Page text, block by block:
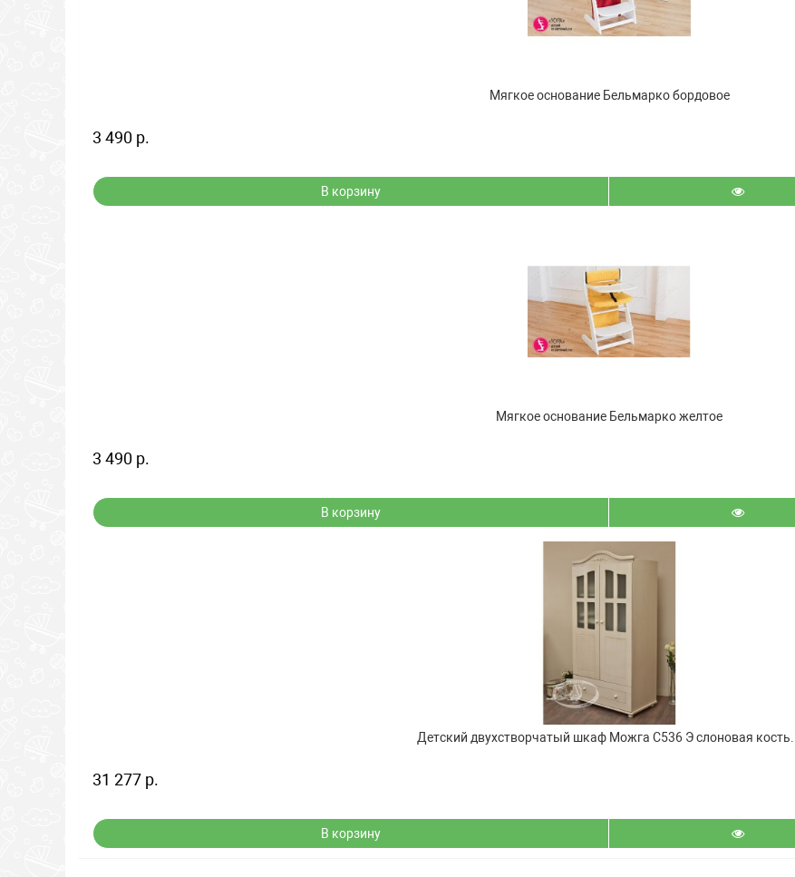
Мягкое основание Бельмарко бордовое
3 490 р.
В корзину
Мягкое основание Бельмарко желтое
3 490 р.
В корзину
Детский двухстворчатый шкаф Можга С536 Э слоновая кость...
31 277 р.
В корзину